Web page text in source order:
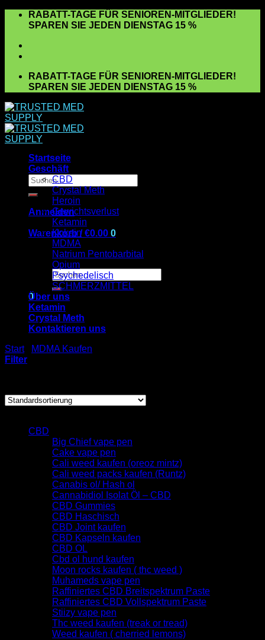
Zum
RABATT-TAGE FÜR SENIOREN-MITGLIEDER!
SPAREN SIE JEDEN DIENSTAG 15 %
RABATT-TAGE FÜR SENIOREN-MITGLIEDER!
SPAREN SIE JEDEN DIENSTAG 15 %
Suchen
nach:
Anmelden
Warenkorb /€0.00 0
Es befinden sich keine Produkte im Warenkorb.
Suchen
nach:
0
Warenkorb
Es befinden sich keine Produkte im Warenkorb.
Startseite
Geschäft
CBD
Crystal Meth
Heroin
Gewichtsverlust
Ketamin
Kokain
MDMA
Natrium Pentobarbital
Opium
Psychedelisch
SCHMERZMITTEL
Über uns
Ketamin
Crystal Meth
Kontaktieren uns
Start
MDMA Kaufen
Filter
CBD
Big Chief vape pen
Cake vape pen
Cali weed kaufen (oreoz mintz)
Cali weed packs kaufen (Runtz)
Canabis ol/ Hash ol
Cannabidiol Isolat Öl – CBD
CBD Gummies
CBD Haschisch
CBD Joint kaufen
CBD Kapseln kaufen
CBD OL
Cbd ol hund kaufen
Moon rocks kaufen ( thc weed )
Muhameds vape pen
Raffiniertes CBD Breitspektrum Paste
Raffiniertes CBD Vollspektrum Paste
Stiizy vape pen
Thc weed kaufen (treak or tread)
Weed kaufen ( cherried lemons)